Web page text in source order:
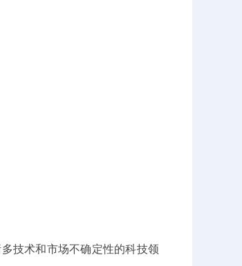
技术和市场不确定性的科技领